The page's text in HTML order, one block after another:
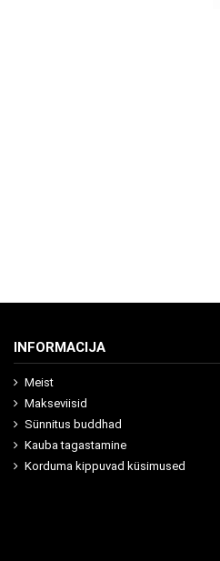
INFORMACIJA
Meist
Makseviisid
Sünnitus buddhad
Kauba tagastamine
Korduma kippuvad küsimused